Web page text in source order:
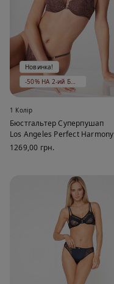
Новинка!
-50% НА 2-ий БЮСТГАЛЬТЕР
1 Колір
Бюстгальтер Суперпушап
Los Angeles Perfect Harmony
1269,00 грн.